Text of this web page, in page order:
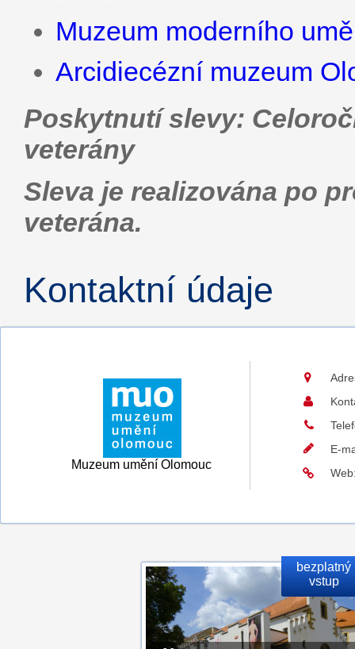
Muzeum moderního
Arcidiecézní muzeum
Poskytnutí slevy:
veterány
Sleva je realizována po
veterána.
Kontaktní údaje
Muzeum umění Olomouc
E-
bezplatný
vstup